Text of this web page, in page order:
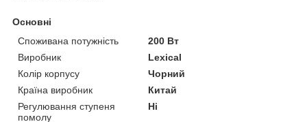
Основні
Споживана потужність
200 Вт
Виробник
Lexical
Колір корпусу
Чорний
Країна виробник
Китай
Регулювання ступеня
помолу
Ні